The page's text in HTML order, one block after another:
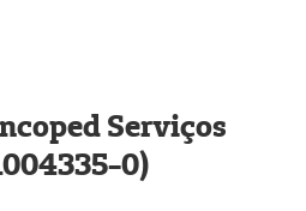
Serviços
0)